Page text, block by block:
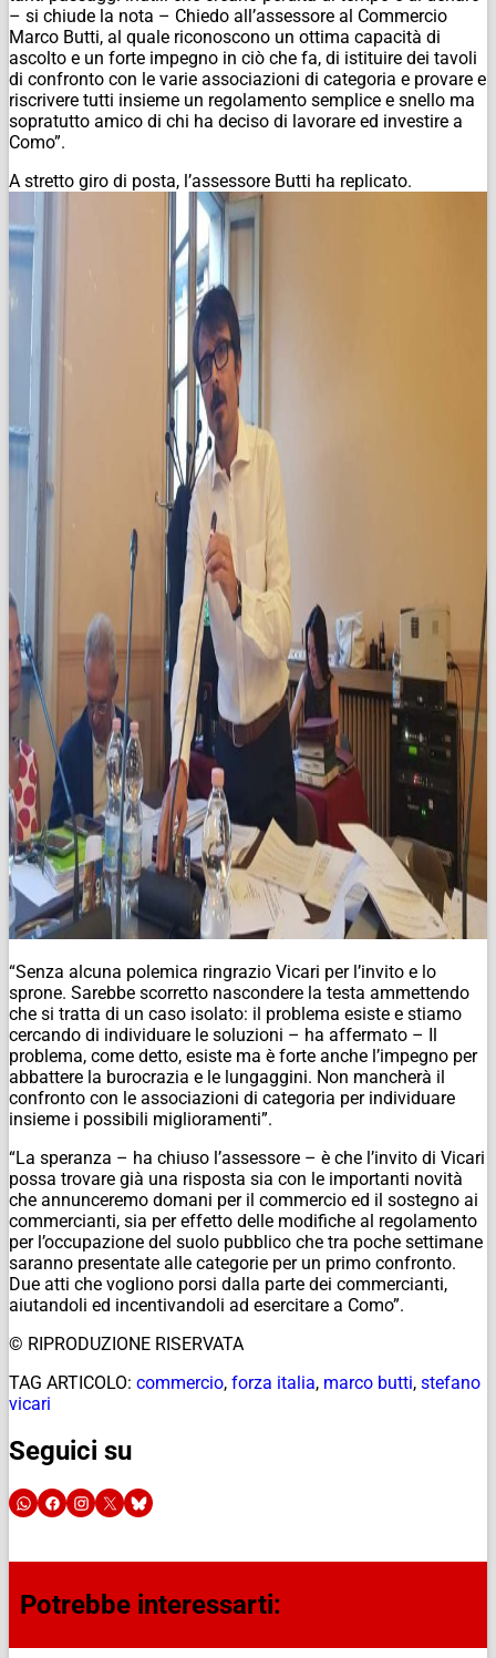
– si chiude la nota – Chiedo all’assessore al Commercio
Marco Butti, al quale riconoscono un ottima capacità di
ascolto e un forte impegno in ciò che fa, di istituire dei tavoli
di confronto con le varie associazioni di categoria e provare e
riscrivere tutti insieme un regolamento semplice e snello ma
sopratutto amico di chi ha deciso di lavorare ed investire a
Como”.
A stretto giro di posta, l’assessore Butti ha replicato.
“Senza alcuna polemica ringrazio Vicari per l’invito e lo
sprone. Sarebbe scorretto nascondere la testa ammettendo
che si tratta di un caso isolato: il problema esiste e stiamo
cercando di individuare le soluzioni – ha affermato – Il
problema, come detto, esiste ma è forte anche l’impegno per
abbattere la burocrazia e le lungaggini. Non mancherà il
confronto con le associazioni di categoria per individuare
insieme i possibili miglioramenti”.
“La speranza – ha chiuso l’assessore – è che l’invito di Vicari
possa trovare già una risposta sia con le importanti novità
che annunceremo domani per il commercio ed il sostegno ai
commercianti, sia per effetto delle modifiche al regolamento
per l’occupazione del suolo pubblico che tra poche settimane
saranno presentate alle categorie per un primo confronto.
Due atti che vogliono porsi dalla parte dei commercianti,
aiutandoli ed incentivandoli ad esercitare a Como”.
© RIPRODUZIONE RISERVATA
TAG ARTICOLO: commercio, forza italia, marco butti, stefano
vicari
Seguici su
Potrebbe interessarti: